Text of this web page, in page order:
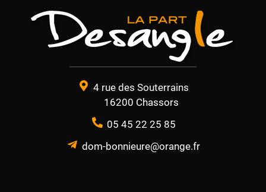
4 rue des Souterrains
16200 Chassors
05 45 22 25 85
dom-bonnieure@orange.fr